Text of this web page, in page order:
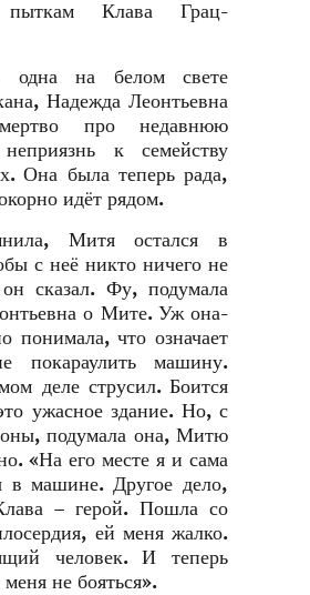
пыткам Клава Грац-
одна на белом свете
Надежда Леонтьевна
про недавнюю
к семейству
Она была теперь рада,
идёт рядом.
Митя остался в
с неё никто ничего не
сказал. Фу, подумала
о Мите. Уж она-
понимала, что означает
покараулить машину.
деле струсил. Боится
ужасное здание. Но, с
подумала она, Митю
«На его месте я и сама
в машине. Другое дело,
– герой. Пошла со
ей меня жалко.
человек. И теперь
меня не бояться».